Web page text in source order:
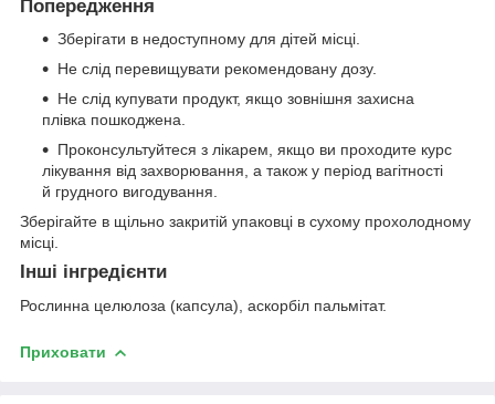
Попередження
Зберігати в недоступному для дітей місці.
Не слід перевищувати рекомендовану дозу.
Не слід купувати продукт, якщо зовнішня захисна
плівка пошкоджена.
Проконсультуйтеся з лікарем, якщо ви проходите курс
лікування від захворювання, а також у період вагітності
й грудного вигодування.
Зберігайте в щільно закритій упаковці в сухому прохолодному
місці.
Інші інгредієнти
Рослинна целюлоза (капсула), аскорбіл пальмітат.
Приховати